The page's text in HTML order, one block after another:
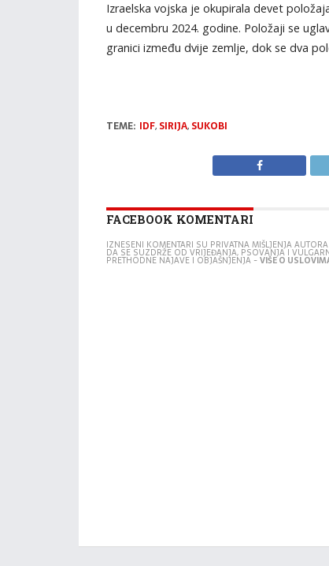
Izraelska vojska je okupirala devet
u decembru 2024. godine. Položaji se
granici između dvije zemlje, dok se dva
TEME: IDF, SIRIJA, SUKOBI
FACEBOOK KOMENTARI
IZNESENI KOMENTARI SU PRIVATNA MIŠLJENJA
DA SE SUZDRŽE OD VRIJEĐANJA, PSOVANJA I
PRETHODNE NAJAVE I OBJAŠNJENJA -VIŠE O